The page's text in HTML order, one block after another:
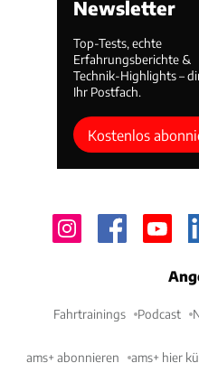
Newsletter
Top-Tests, echte
Erfahrungsberichte &
Technik-Highlights –
Ihr Postfach.
Kostenlos
Fahrtrainings Podcast
ams+ abonnieren ams+ hier